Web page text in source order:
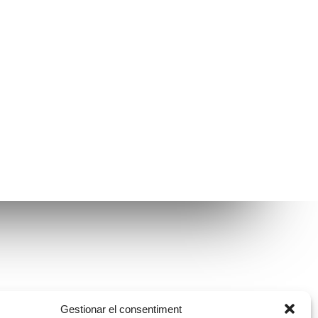
Gestionar el consentiment